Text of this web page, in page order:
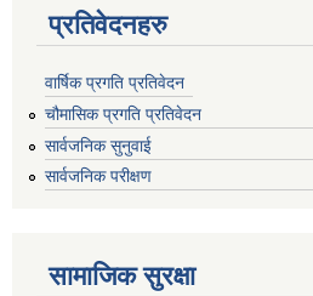
प्रतिवेदनहरु
वार्षिक प्रगति प्रतिवेदन
चौमासिक प्रगति प्रतिवेदन
सार्वजनिक सुनुवाई
सार्वजनिक परीक्षण
सामाजिक सुरक्षा